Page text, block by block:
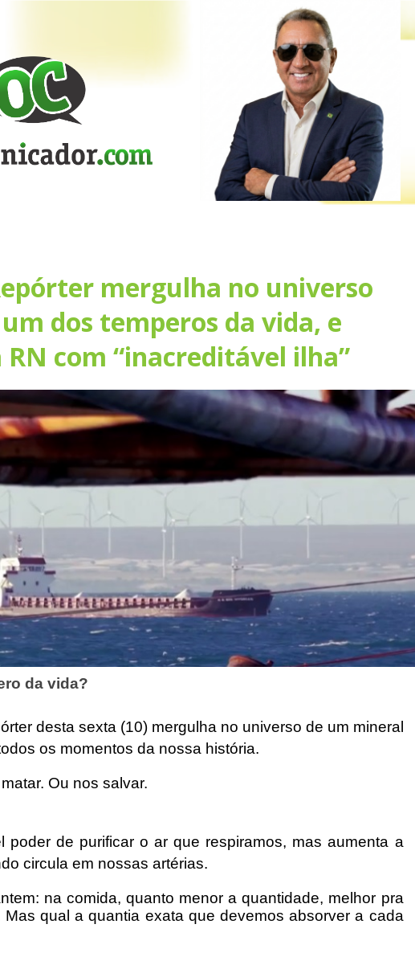
mergulha no universo
um dos temperos da vida, e
RN com “inacreditável ilha”
da vida?
desta sexta (10) mergulha no universo de um mineral
os momentos da nossa história.
Ou nos salvar.
poder de purificar o ar que respiramos, mas aumenta a
circula em nossas artérias.
na comida, quanto menor a quantidade, melhor pra
Mas qual a quantia exata que devemos absorver a cada